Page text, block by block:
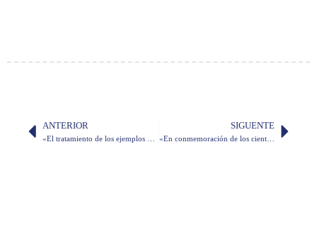
ANTERIOR SIGUENTE
«En conmemoración de los ciento cuarenta y seis años de la existencia de la Academia Ecuatoriana de la Lengua», por doña Susana Cordero de Espinosa